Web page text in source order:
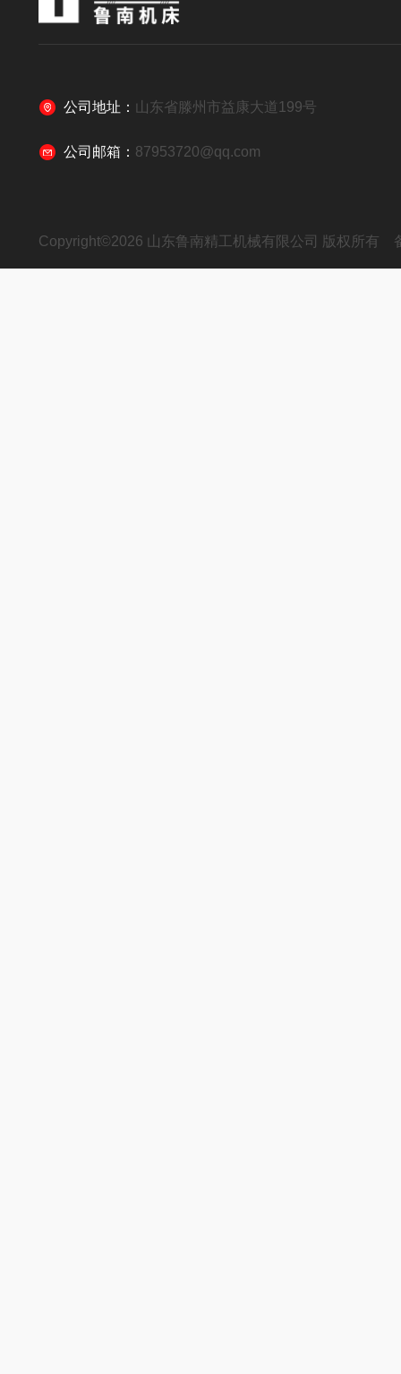
公司地址： 山东省滕州市益康大道199号
公司邮箱： 87953720@qq.com
Copyright©2026 山东鲁南精工机械有限公司 版权所有